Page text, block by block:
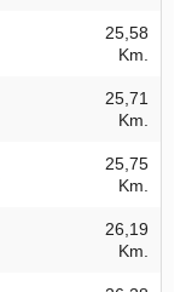
25,58
Km.
25,71
Km.
25,75
Km.
26,19
Km.